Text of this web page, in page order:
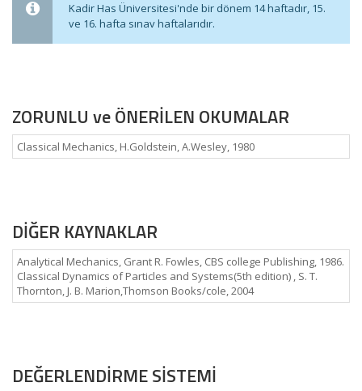
Kadir Has Üniversitesi'nde bir dönem 14 haftadır, 15.
ve 16. hafta sınav haftalarıdır.
ZORUNLU ve ÖNERİLEN OKUMALAR
Classical Mechanics, H.Goldstein, A.Wesley, 1980
DİĞER KAYNAKLAR
Analytical Mechanics, Grant R. Fowles, CBS college Publishing, 1986.
Classical Dynamics of Particles and Systems(5th edition) , S. T.
Thornton, J. B. Marion,Thomson Books/cole, 2004
DEĞERLENDİRME SİSTEMİ